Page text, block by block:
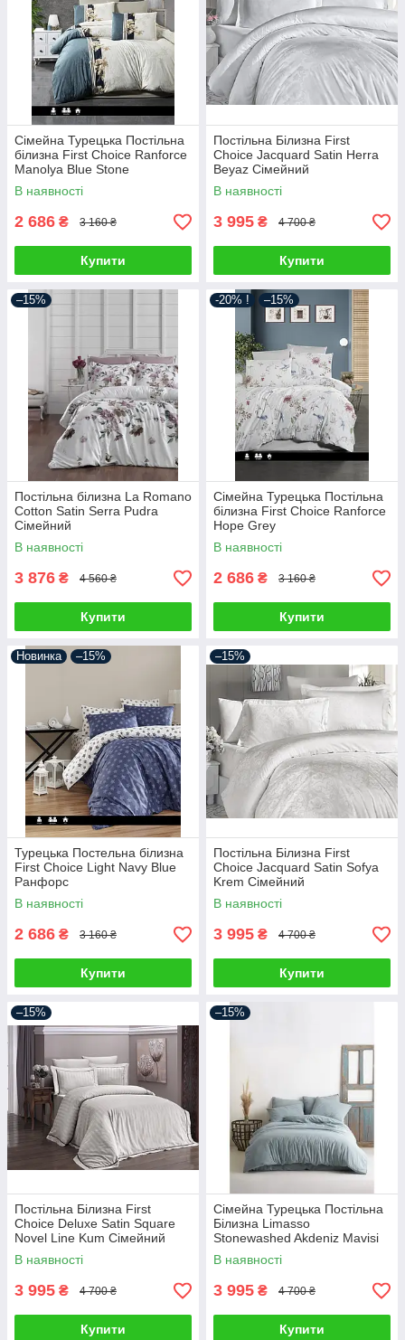
Сімейна Турецька Постільна
білизна First Choice Ranforce
Manolya Blue Stone
160х220см (2 шт)
В наявності
2 686 ₴ 3 160 ₴
Купити
Постільна Білизна First
Choice Jacquard Satin Herra
Beyaz Сімейний
В наявності
3 995 ₴ 4 700 ₴
Купити
–15%
Постільна білизна La Romano
Cotton Satin Serra Pudra
Сімейний
В наявності
3 876 ₴ 4 560 ₴
Купити
-20% ! –15%
Сімейна Турецька Постільна
білизна First Choice Ranforce
Hope Grey
В наявності
2 686 ₴ 3 160 ₴
Купити
Новинка –15%
Турецька Постельна білизна
First Choice Light Navy Blue
Ранфорс
В наявності
2 686 ₴ 3 160 ₴
Купити
–15%
Постільна Білизна First
Choice Jacquard Satin Sofya
Krem Сімейний
В наявності
3 995 ₴ 4 700 ₴
Купити
–15%
Постільна Білизна First
Choice Deluxe Satin Square
Novel Line Kum Сімейний
В наявності
3 995 ₴ 4 700 ₴
Купити
–15%
Сімейна Турецька Постільна
Білизна Limasso
Stonewashed Akdeniz Mavisi
Варена Бавовна
В наявності
3 995 ₴ 4 700 ₴
Купити